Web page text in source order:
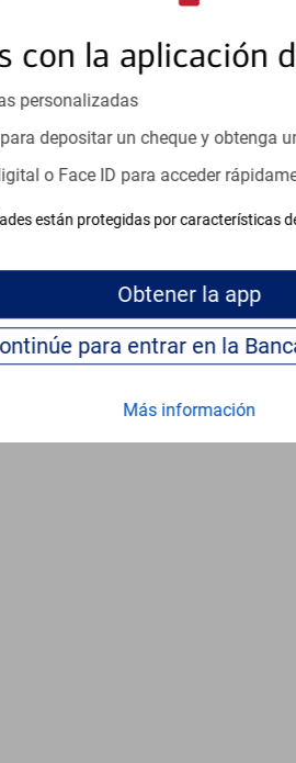
con la aplicación
personalizadas
depositar un cheque y obtenga
o Face ID para acceder
están protegidas por características
Obtenerla app
Más información
una cita
centro de ayuda en línea puede
en